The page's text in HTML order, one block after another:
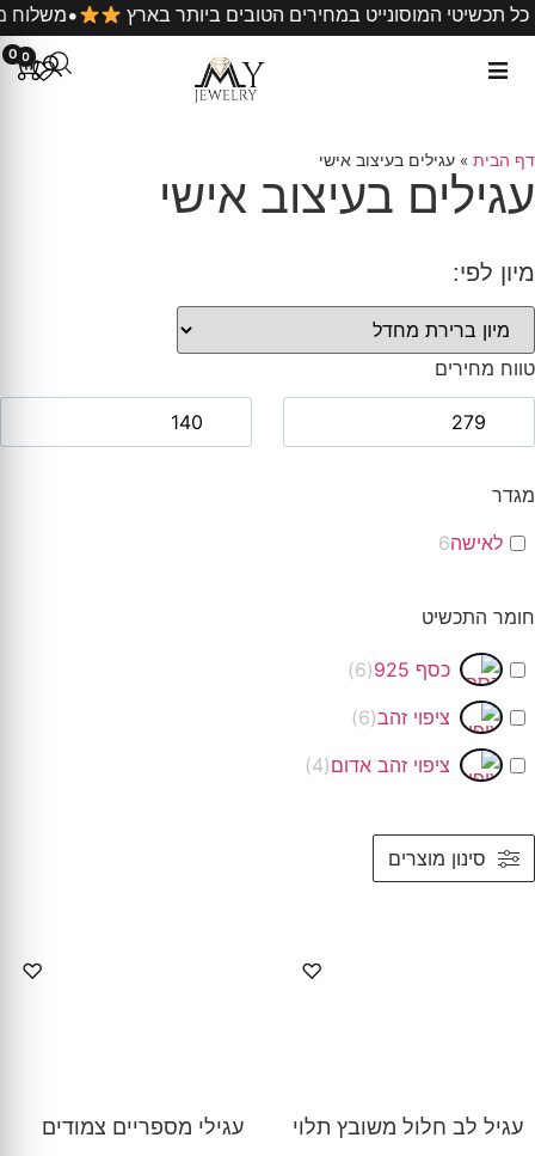
• כל תכשיטי המוסונייט במחירים הטובים ביותר בארץ
0 0
דף הבית » עגילים בעיצוב אישי
עגילים בעיצוב אישי
מיון לפי:
טווח מחירים
מגדר
לאישה6
חומר התכשיט
כסף 925 (
6
)
ציפוי זהב(
6
)
ציפוי זהב אדום(
4
)
סינון מוצרים
♡
עגיל לב חלול משובץ תלוי
♡
עגילי מספריים צמודים